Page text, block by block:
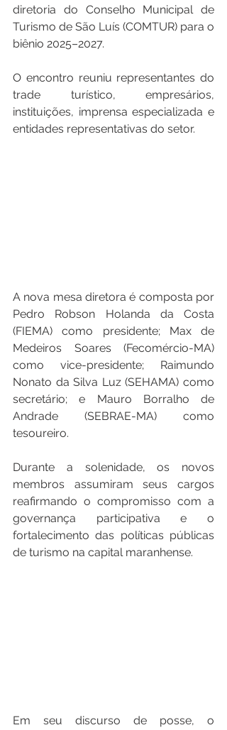
diretoria do Conselho Municipal de
Turismo de São Luís (COMTUR) para o
biênio 2025–2027.
O encontro reuniu representantes do
trade turístico, empresários,
instituições, imprensa especializada e
entidades representativas do setor.
A nova mesa diretora é composta por
Pedro Robson Holanda da Costa
(FIEMA) como presidente; Max de
Medeiros Soares (Fecomércio-MA)
como vice-presidente; Raimundo
Nonato da Silva Luz (SEHAMA) como
secretário; e Mauro Borralho de
Andrade (SEBRAE-MA) como
tesoureiro.
Durante a solenidade, os novos
membros assumiram seus cargos
reafirmando o compromisso com a
governança participativa e o
fortalecimento das políticas públicas
de turismo na capital maranhense.
Em seu discurso de posse, o